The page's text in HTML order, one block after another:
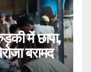
में छापा,
बरामद